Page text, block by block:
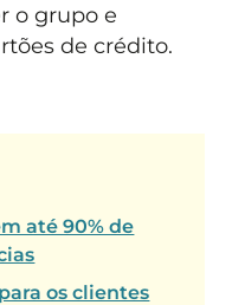
o grupo e
de crédito.
até 90% de
os clientes